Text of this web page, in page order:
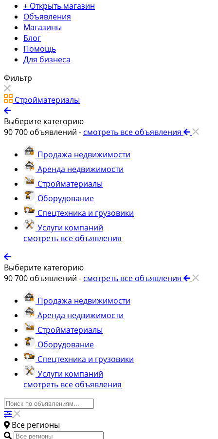
+ Открыть магазин
Объявления
Магазины
Блог
Помощь
Для бизнеса
Фильтр
Стройматериалы
Выберите категорию
90 700 объявлений - смотреть все объявления
Продажа недвижимости
Аренда недвижимости
Стройматериалы
Оборудование
Спецтехника и грузовики
Услуги компаний
смотреть все объявления
Выберите категорию
90 700 объявлений - смотреть все объявления
Продажа недвижимости
Аренда недвижимости
Стройматериалы
Оборудование
Спецтехника и грузовики
Услуги компаний
смотреть все объявления
Все регионы